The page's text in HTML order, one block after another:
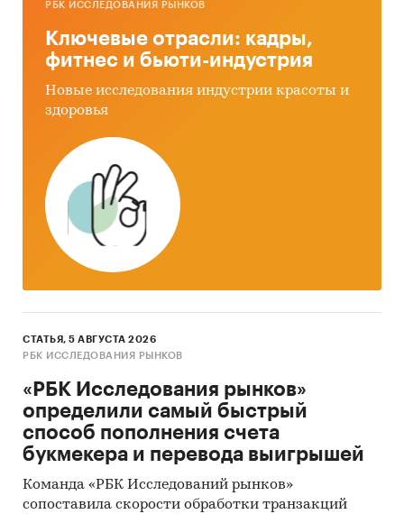
Выводы по исследованию
Источники информации:
Базы данных государственных органов
статистики
Данные Федеральной налоговой службы
Открытые источники (сайты, порталы)
Официальные интернет-порталы правовой
информации
Сайты компаний
Архивы СМИ
Инсайдерские источники
Специализированные аналитические
порталы
Методы:
РБК ИССЛЕДОВАНИЯ РЫНКОВ
Ключевые отрасли: кадры,
фитнес и бьюти-индустрия
Новые исследования индустрии красоты и
здоровья
СТАТЬЯ, 5 АВГУСТА 2026
РБК ИССЛЕДОВАНИЯ РЫНКОВ
«РБК Исследования рынков»
определили самый быстрый
способ пополнения счета
букмекера и перевода выигрышей
Команда «РБК Исследований рынков»
сопоставила скорости обработки транзакций